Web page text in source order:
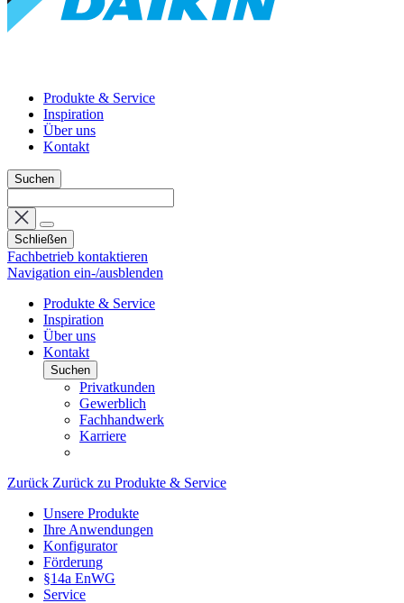
Produkte & Service
Inspiration
Über uns
Kontakt
Suchen
Schließen
Fachbetrieb kontaktieren
Navigation ein-/ausblenden
Produkte & Service
Inspiration
Über uns
Kontakt
Suchen
Privatkunden
Gewerblich
Fachhandwerk
Karriere
Zurück Zurück zu Produkte & Service
Unsere Produkte
Ihre Anwendungen
Konfigurator
Förderung
§14a EnWG
Service